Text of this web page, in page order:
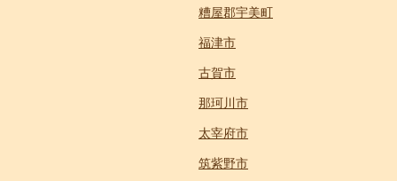
糟屋郡宇美町
福津市
古賀市
那珂川市
太宰府市
筑紫野市